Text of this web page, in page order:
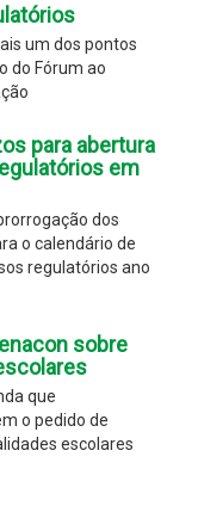
um dos pontos
do Fórum ao
para abertura
em
dos
o calendário de
regulatórios ano
sobre
que
o pedido de
escolares